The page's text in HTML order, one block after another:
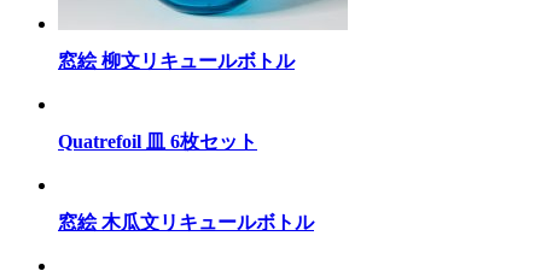
窓絵 柳文リキュールボトル
Quatrefoil 皿 6枚セット
窓絵 木瓜文リキュールボトル